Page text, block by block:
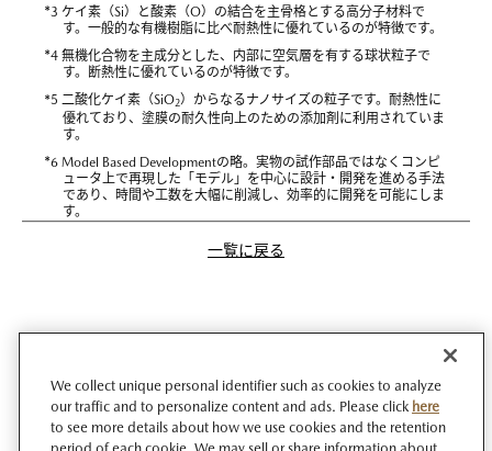
*3 ケイ素（Si）と酸素（O）の結合を主骨格とする高分子材料で
す。一般的な有機樹脂に比べ耐熱性に優れているのが特徴です。
*4 無機化合物を主成分とした、内部に空気層を有する球状粒子で
す。断熱性に優れているのが特徴です。
*5 二酸化ケイ素（SiO2）からなるナノサイズの粒子です。耐熱性に
優れており、塗膜の耐久性向上のための添加剤に利用されていま
す。
*6 Model Based Developmentの略。実物の試作部品ではなくコンピ
ュータ上で再現した「モデル」を中心に設計・開発を進める手法
であり、時間や工数を大幅に削減し、効率的に開発を可能にしま
す。
一覧に戻る
We collect unique personal identifier such as cookies to analyze
our traffic and to personalize content and ads. Please click here
to see more details about how we use cookies and the retention